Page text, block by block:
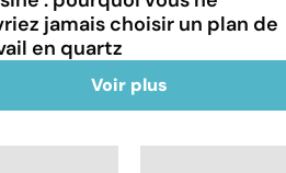
jamais choisir un plan de
en quartz
Voir plus